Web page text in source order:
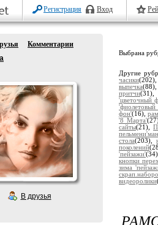
Регистрация Вход
Комментарии
В друзья
Выбрана
Другие
часики(202),
выпечка
притчи(31),
'цветочный
фон'(16),
'8 Марта'
сайты(21),
стола(203),
поколений
'пейзажи'
кнопки
зима
видеоролики